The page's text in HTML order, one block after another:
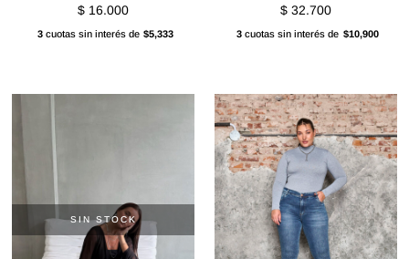
$ 16.000
3cuotas sin interés de $5,333
$32.700
3 cuotas sin interés de $10,900
SIN STOCK